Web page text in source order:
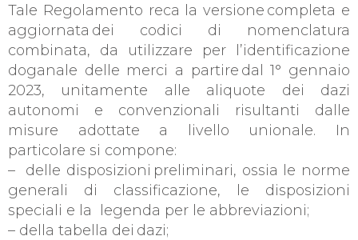
Tale Regolamento reca la versione completa e
aggiornata dei codici di nomenclatura
combinata, da utilizzare per l’identificazione
doganale delle merci a partire dal 1° gennaio
2023, unitamente alle aliquote dei dazi
autonomi e convenzionali risultanti dalle
misure adottate a livello unionale. In
particolare si compone:
– delle disposizioni preliminari, ossia le norme
generali di classificazione, le disposizioni
speciali e la legenda per le abbreviazioni;
– della tabella dei dazi;